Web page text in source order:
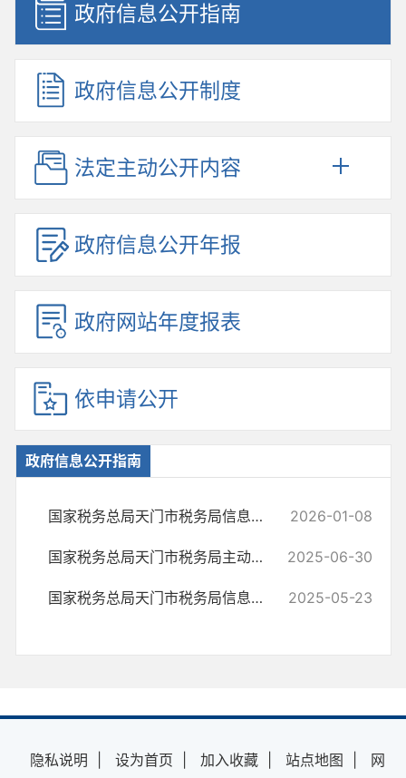
政府信息公开指南
政府信息公开制度
法定主动公开内容
政府信息公开年报
政府网站年度报表
依申请公开
政府信息公开指南
国家税务总局天门市税务局信息公开指南（2026年版） 2026-01-08
国家税务总局天门市税务局主动公开事项目录 2025-06-30
国家税务总局天门市税务局信息公开指南（2025年本） 2025-05-23
隐私说明 设为首页 加入收藏 站点地图
网